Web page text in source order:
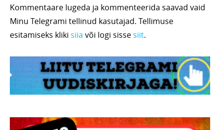
Kommentaare lugeda ja kommenteerida saavad vaid
Minu Telegrami tellinud kasutajad. Tellimuse
esitamiseks kliki siia või logi sissesiit.